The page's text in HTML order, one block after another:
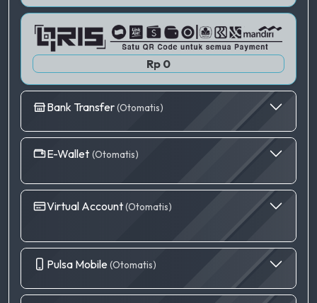
Rp 0
Bank Transfer(Otomatis)
E-Wallet (Otomatis)
Virtual Account(Otomatis)
Pulsa Mobile (Otomatis)